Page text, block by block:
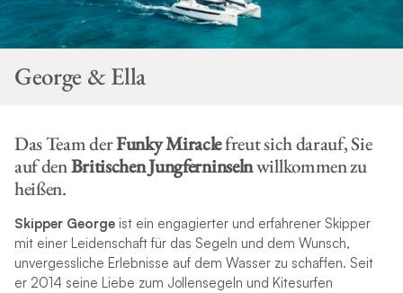
George & Ella
Das Team derFunky Miraclefreut sich darauf, Sie
auf denBritischen Jungferninselnwillkommen zu
heißen.
Skipper Georgeist ein engagierter und erfahrener Skipper
mit einer Leidenschaft für das Segeln und dem Wunsch,
unvergessliche Erlebnisse auf dem Wasser zu schaffen. Seit
er 2014 seine Liebe zum Jollensegeln und Kitesurfen